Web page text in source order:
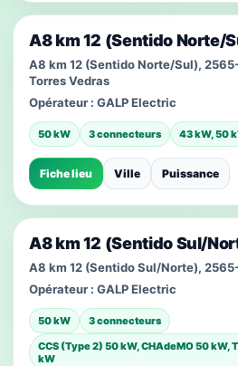
A8 km 12 (Sentido Norte/
A8 km 12 (Sentido Norte/Sul),
Torres Vedras
Opérateur : GALP Electric
50 kW 3 connecteurs 43 kW, 50
Fiche lieu Ville Puissance
A8 km 12 (Sentido Sul/
A8 km 12 (Sentido Sul/Norte),
Opérateur : GALP Electric
50 kW
3 connecteurs
CCS (Type 2) 50 kW, CHAdeMO 50 kW,
kW